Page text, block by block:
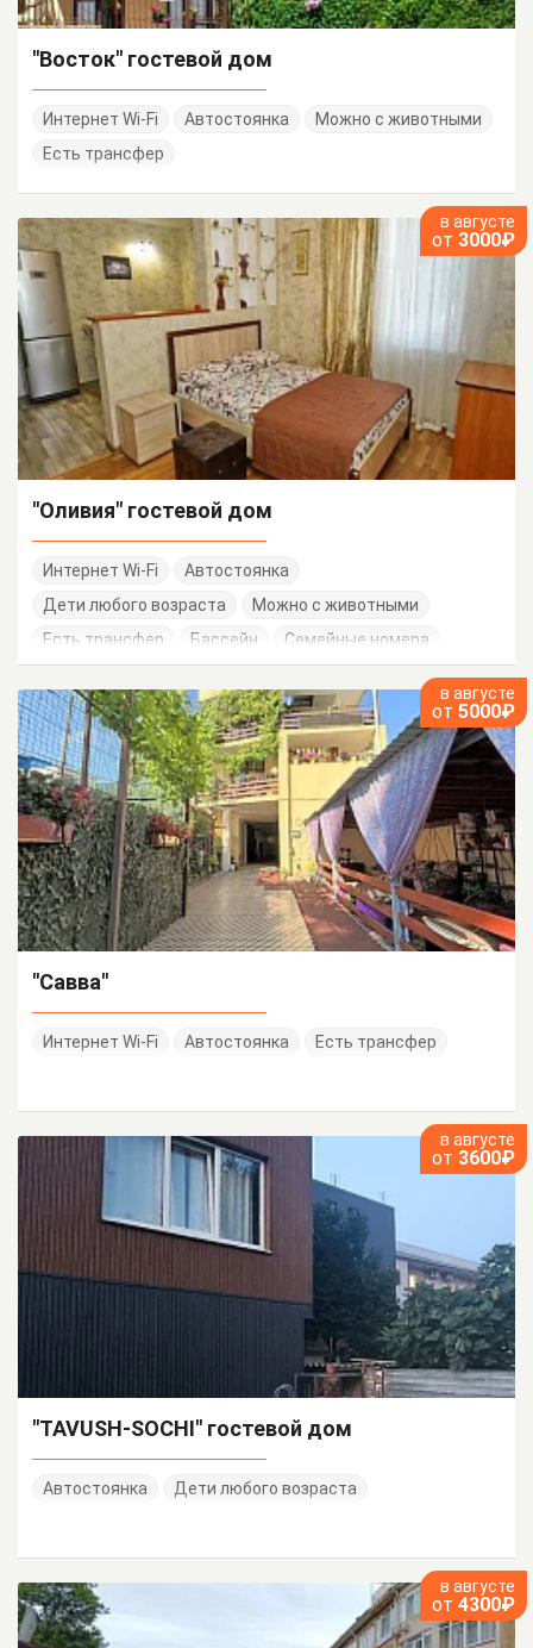
"Восток" гостевой дом
Интернет Wi-Fi Автостоянка
Можно с животными
Есть трансфер
в августе
от 3000₽
"Оливия" гостевой дом
Интернет Wi-Fi
Автостоянка
Дети любого возраста
Можно с животными
Есть трансфер
Бассейн Семейные номера
в августе
от 5000₽
"Савва"
Интернет Wi-Fi Автостоянка Есть трансфер
в августе
от 3600₽
"TAVUSH-SOCHI" гостевой дом
Автостоянка Дети любого возраста
в августе
от 4300₽